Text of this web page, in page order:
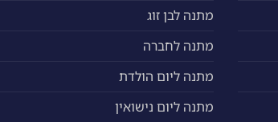
מתנה לבן זוג
מתנה לחברה
מתנה ליום הולדת
מתנה ליום נישואין